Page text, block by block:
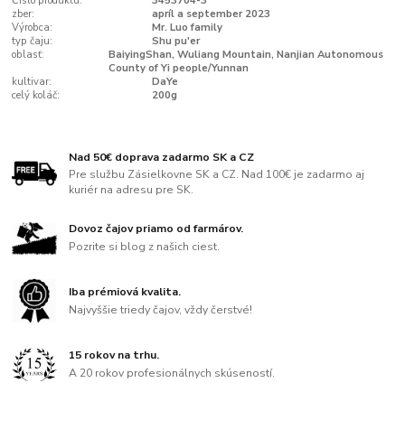
zber:
apríl a september 2023
Výrobca:
Mr. Luo family
typ čaju:
Shu pu'er
oblasť:
BaiyingShan, Wuliang Mountain, Nanjian Autonomous
County of Yi people/Yunnan
kultivar:
DaYe
celý koláč:
200g
Nad 50€ doprava zadarmo SK a CZ
Pre službu Zásielkovne SK a CZ. Nad 100€ je zadarmo aj
kuriér na adresu pre SK.
Dovoz čajov priamo od farmárov.
Pozrite si blog z našich ciest.
Iba prémiová kvalita.
Najvyššie triedy čajov, vždy čerstvé!
15 rokov na trhu.
A 20 rokov profesionálnych skúseností.